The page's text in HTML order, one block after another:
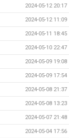
2024-05-12 20:17
2024-05-12 11:09
2024-05-11 18:45
2024-05-10 22:47
2024-05-09 19:08
2024-05-09 17:54
2024-05-08 21:37
2024-05-08 13:23
2024-05-07 21:48
2024-05-04 17:56